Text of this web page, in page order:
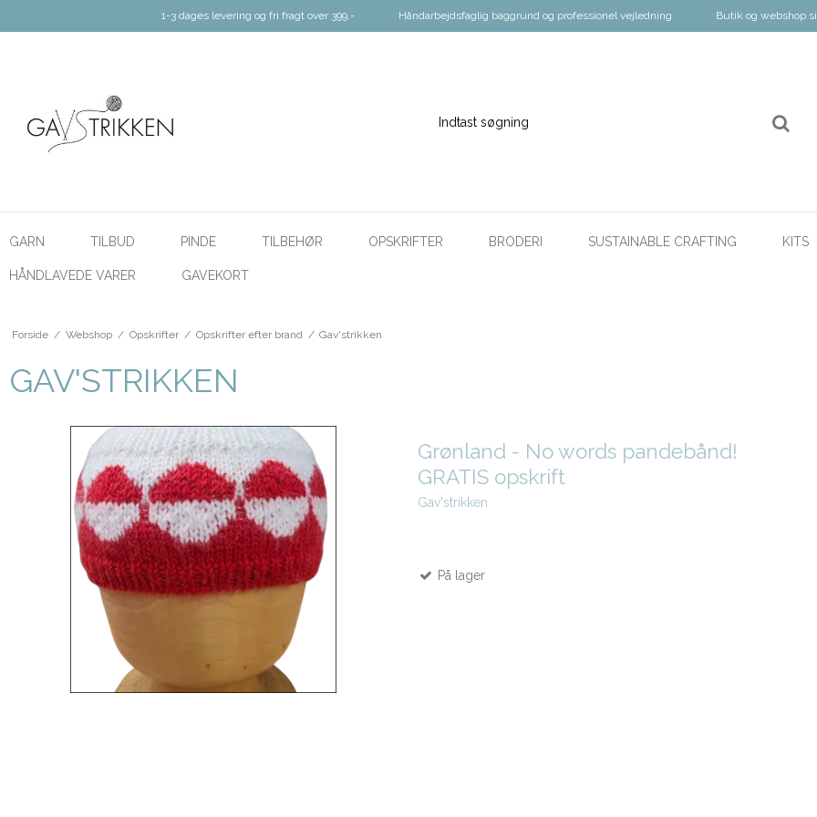
1-3 dages levering og fri fragt over 399,- Håndarbejdsfaglig baggrund og professionel vejledning Butik og webshop
GARN TILBUD PINDE TILBEHØR OPSKRIFTER BRODERI SUSTAINABLE CRAFTING KITS
HÅNDLAVEDE VARER GAVEKORT
Forside / Webshop / Opskrifter / Opskrifter efter brand / Gav'strikken
GAV'STRIKKEN
Grønland - No words pandebånd!
GRATIS opskrift
Gav'strikken
På lager